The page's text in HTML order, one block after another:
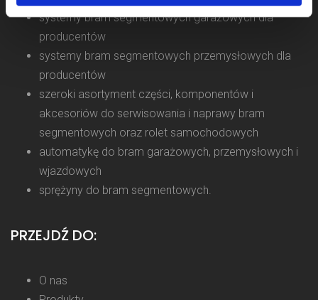
systemy bram segmentowych garażowych dla
producentów
systemy bram segmentowych przemysłowych dla
producentów
szeroki asortyment części, komponentów i
akcesoriów do serwisowania i naprawy bram
segmentowych oraz rolet samochodowych
automatykę do bram garażowych, przemysłowych i
wjazdowych
sprężyny do bram segmentowych.
PRZEJDŹ DO:
O nas